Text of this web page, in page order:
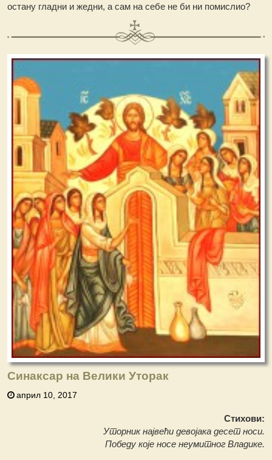
остану гладни и жедни, а сам на себе не би ни помислио?
Синаксар на Велики Уторак
април 10, 2017
Стихови:
Уторник највећи девојака десет носи.
Победу које носе неумитног Владике.